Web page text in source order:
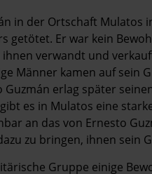
in der Ortschaft Mulatos
Er war kein
verwandt und
Männer kamen auf sein
erlag später
es in Mulatos eine
an das von Ernesto
zu bringen, ihnen sein
Gruppe einige